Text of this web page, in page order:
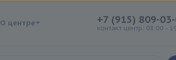
О центре +7 (915) 809-
контакт центр: 08:00 -